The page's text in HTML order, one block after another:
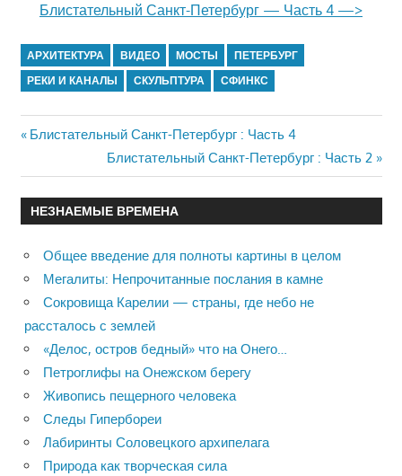
Блистательный Санкт-Петербург — Часть 4 —>
АРХИТЕКТУРА ВИДЕО МОСТЫ
ПЕТЕРБУРГ
РЕКИ И КАНАЛЫ
СКУЛЬПТУРА СФИНКС
Навигация
по
записям
Previous
Блистательный Санкт-Петербург : Часть 4
Next
Post:
Блистательный Санкт-Петербург : Часть 2
НЕЗНАЕМЫЕ ВРЕМЕНА
Общее введение для полноты картины в целом
Мегалиты: Непрочитанные послания в камне
Сокровища Карелии — страны, где небо не
рассталось с землей
«Делос, остров бедный» что на Онего…
Петроглифы на Онежском берегу
Живопись пещерного человека
Следы Гипербореи
Лабиринты Соловецкого архипелага
Природа как творческая сила